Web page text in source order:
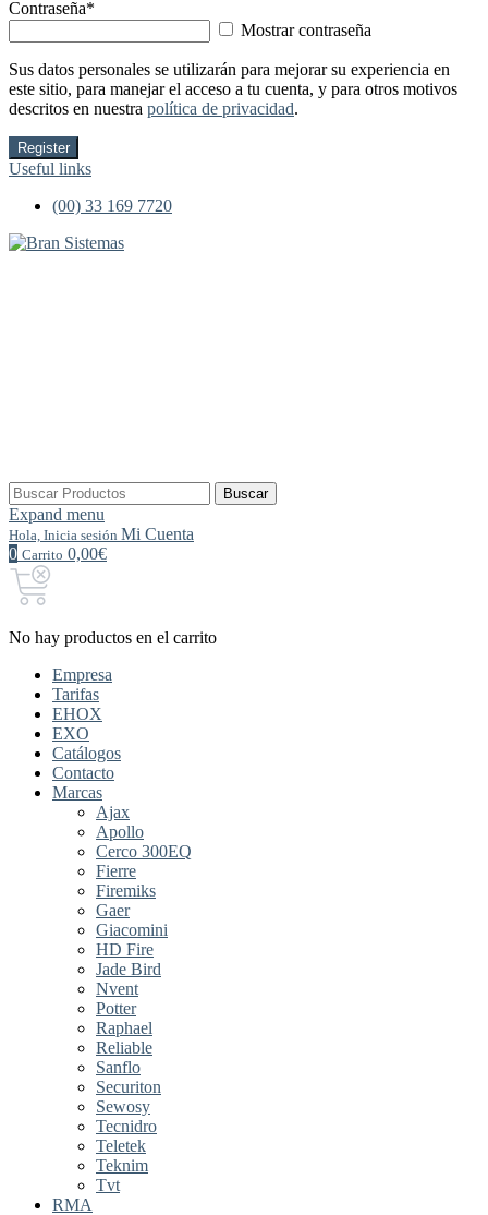
Contraseña*
Mostrar contraseña
Sus datos personales se utilizarán para mejorar su experiencia en
este sitio, para manejar el acceso a tu cuenta, y para otros motivos
descritos en nuestra política de privacidad.
Register
Useful links
(00) 33 169 7720
Buscar
por:
Buscar
Expand menu
Hola, Inicia sesión Mi Cuenta
0 Carrito 0,00€
No hay productos en el carrito
Empresa
Tarifas
EHOX
EXO
Catálogos
Contacto
Marcas
Ajax
Apollo
Cerco 300EQ
Fierre
Firemiks
Gaer
Giacomini
HD Fire
Jade Bird
Nvent
Potter
Raphael
Reliable
Sanflo
Securiton
Sewosy
Tecnidro
Teletek
Teknim
Tvt
RMA